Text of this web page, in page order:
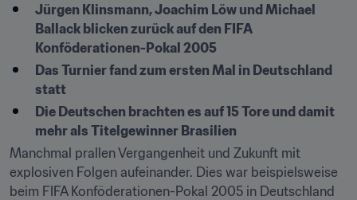
Jürgen Klinsmann, Joachim Löw und Michael
Ballack blicken zurück auf den FIFA
Konföderationen-Pokal 2005
Das Turnier fand zum ersten Mal in Deutschland
statt
Die Deutschen brachten es auf 15 Tore und damit
mehr als Titelgewinner Brasilien
Manchmal prallen Vergangenheit und Zukunft mit
explosiven Folgen aufeinander. Dies war beispielsweise
beim FIFA Konföderationen-Pokal 2005 in Deutschland